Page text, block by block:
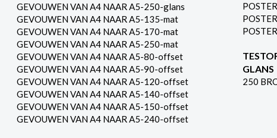
GEVOUWEN VAN A4 NAAR A5-250-glans
GEVOUWEN VAN A4 NAAR A5-135-mat
GEVOUWEN VAN A4 NAAR A5-170-mat
GEVOUWEN VAN A4 NAAR A5-250-mat
GEVOUWEN VAN A4 NAAR A5-80-offset
GEVOUWEN VAN A4 NAAR A5-90-offset
GEVOUWEN VAN A4 NAAR A5-120-offset
GEVOUWEN VAN A4 NAAR A5-140-offset
GEVOUWEN VAN A4 NAAR A5-150-offset
GEVOUWEN VAN A4 NAAR A5-240-offset
GLANS
250